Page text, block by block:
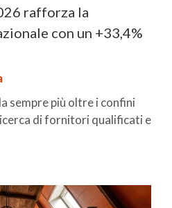
rafforza la
con un +33,4%
sempre più oltre i confini
di fornitori qualificati e